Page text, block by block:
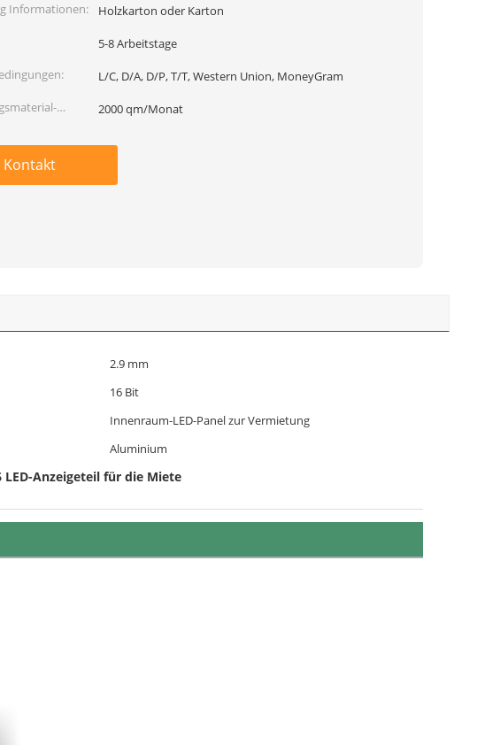
Informationen:
Holzkarton oder Karton
5-8 Arbeitstage
L/C, D/A, D/P, T/T, Western Union, MoneyGram
2000 qm/Monat
Kontakt
2.9 mm
16 Bit
Innenraum-LED-Panel zur Vermietung
Aluminium
LED-Anzeigeteil für die Miete